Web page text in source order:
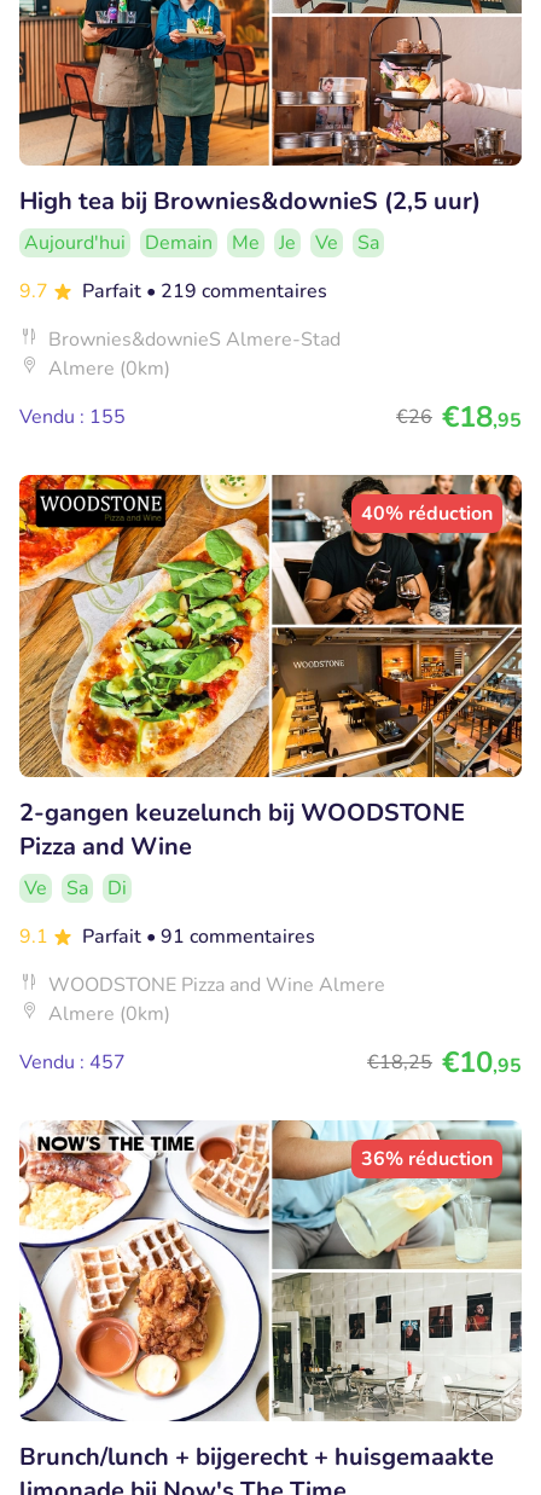
High tea bij Brownies&downieS (2,5 uur)
Aujourd'hui Demain Me Je Ve
Sa
9.7
Parfait • 219 commentaires
Brownies&downieS Almere-Stad
Almere (0km)
Vendu : 155
€26 €18,95
40% réduction
2-gangen keuzelunch bij WOODSTONE
Pizza and Wine
Ve Sa
Di
9.1
Parfait • 91 commentaires
WOODSTONE Pizza and Wine Almere
Almere (0km)
Vendu : 457
€18,25 €10,95
36% réduction
Brunch/lunch + bijgerecht + huisgemaakte